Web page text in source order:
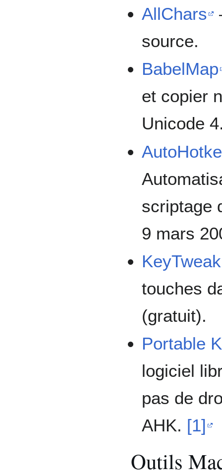
AllChars
source.
BabelMap
et copier
Unicode
scriptage
9 mars
KeyTweak
touches
(gratuit).
Portable
logiciel
pas de
AHK. [1]
Outils